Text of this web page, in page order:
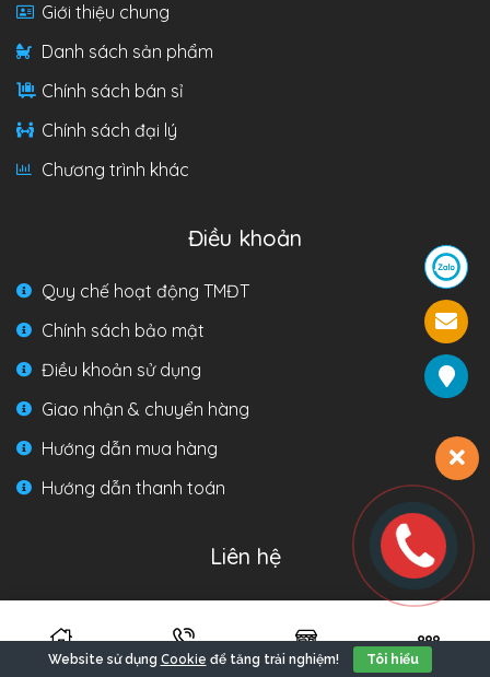
Giới thiệu chung
Danh sách sản phẩm
Chính sách bán sỉ
Chính sách đại lý
Chương trình khác
Điều khoản
Quy chế hoạt động TMĐT
Chính sách bảo mật
Điều khoản sử dụng
Giao nhận & chuyển hàng
Hướng dẫn mua hàng
Hướng dẫn thanh toán
Liên hệ
Miền Bắc: 0969.68.58.98
Website sử dụng Cookie để tăng trải nghiệm! Tôi hiểu